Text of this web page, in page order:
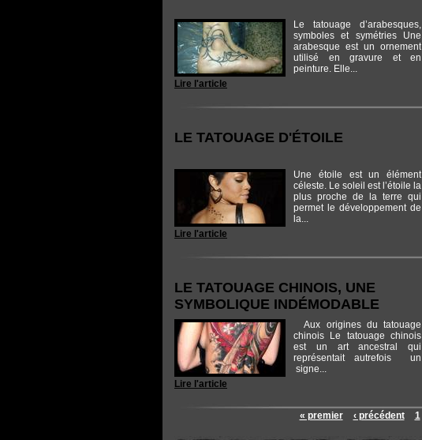
Le tatouage d’arabesques,
symboles et symétries Une
arabesque est un ornement
utilisé en gravure et en
peinture. Elle...
Lire l'article
LE TATOUAGE D'ÉTOILE
Une étoile est un élément
céleste. Le soleil est l’étoile la
plus proche de la terre qui
permet le développement de
la...
Lire l'article
LE TATOUAGE CHINOIS, UNE
SYMBOLIQUE INDÉMODABLE
Aux origines du tatouage
chinois Le tatouage chinois
est un art ancestral qui
représentait autrefois un
signe...
Lire l'article
« premier ‹ précédent 1